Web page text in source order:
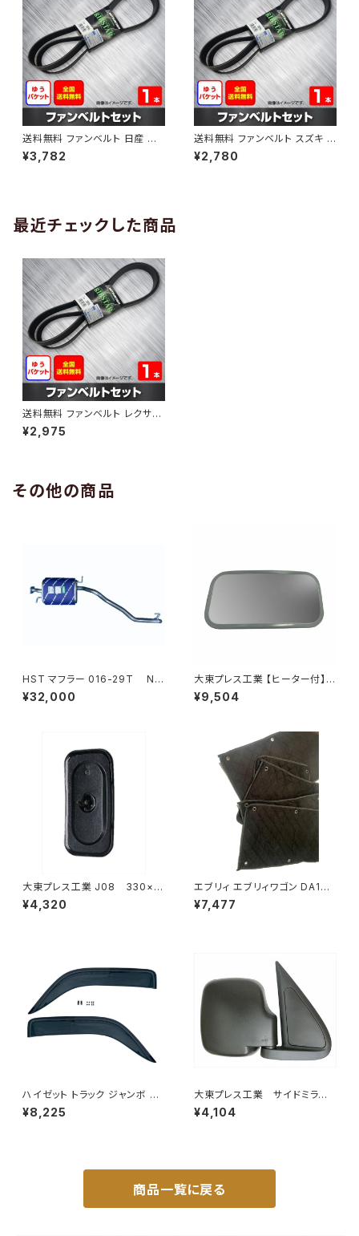
送料無料 ファンベルト 日産 キ
ューブ 型式Z12 H20.11～H24.
10 （国内トップメーカー） 1本 H
¥3,782
送料無料 ファンベルト スズキ ワ
ゴンR 型式MH34S H24.09～
H29.02 （国内トップメーカー）
¥2,780
最近チェックした商品
送料無料 ファンベルト レクサス
RX450 型式GYL15W H21.03
～H27.10 （国内トップメーカ
¥2,975
その他の商品
HST マフラー 016-29T NV
350キャラバン VR2E26 ニッサ
ン 本体オールステンレス 車検
¥32,000
大東プレス工業 【ヒーター付】サ
イドミラー/バックミラーJ08 DI
-7Z
¥9,504
大東プレス工業 J08 330×1
70 サイドミラー/バックミラー
L012 黒 DI-7B
¥4,320
エブリィ エブリィワゴン DA17V
DA17W サンシェード エブリー
マルチサンシェード 車種専用 8
¥7,477
ハイゼット トラック ジャンボ S5
00P S510P S500 S510 系 ワ
イド ドアバイザー止め具付ピク
¥8,225
大東プレス工業 サイドミラー/
バックミラダイハツ ハイゼッ
ト 右 99年～ DI-646
¥4,104
商品一覧に戻る